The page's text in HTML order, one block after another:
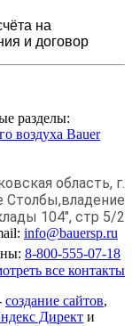
на
и договор
разделы:
воздуха Bauer
область, г.
Столбы,владение
104", стр 5/2
info@bauersp.ru
8-800-555-07-18
все контакты
создание сайтов,
Директ и